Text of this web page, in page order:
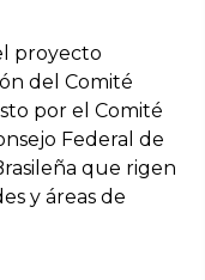
proyecto
del Comité
por el Comité
Federal de
que rigen
y áreas de